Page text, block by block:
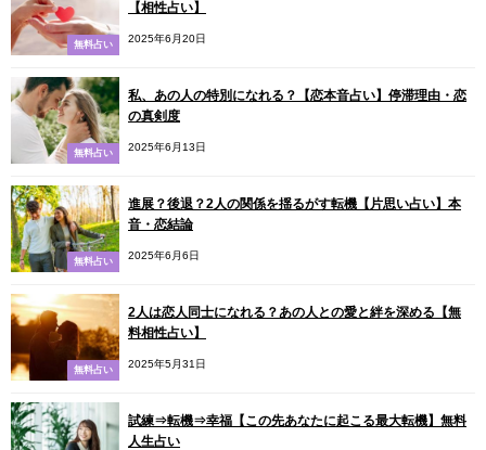
無料占い
【相性占い】
2025年6月20日
無料占い
私、あの人の特別になれる？【恋本音占い】停滞理由・恋
の真剣度
2025年6月13日
無料占い
進展？後退？2人の関係を揺るがす転機【片思い占い】本
音・恋結論
2025年6月6日
無料占い
2人は恋人同士になれる？あの人との愛と絆を深める【無
料相性占い】
2025年5月31日
試練⇒転機⇒幸福【この先あなたに起こる最大転機】無料
人生占い